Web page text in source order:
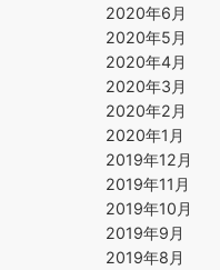
2020年6月
2020年5月
2020年4月
2020年3月
2020年2月
2020年1月
2019年12月
2019年11月
2019年10月
2019年9月
2019年8月